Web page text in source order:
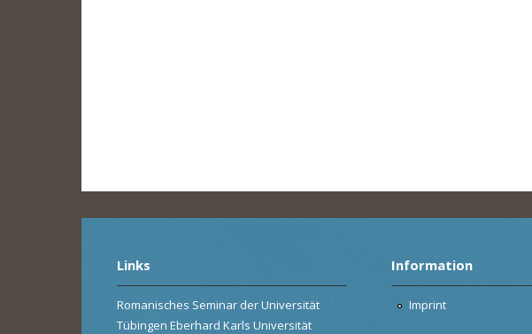
Links
Romanisches Seminar der Universität
Tübingen Eberhard Karls Universität
Information
Imprint